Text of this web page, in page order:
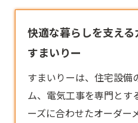
快適な暮らしを支え
すまいりー
すまいりーは、住宅設備
ム、電気工事を専門とす
ーズに合わせたオーダー